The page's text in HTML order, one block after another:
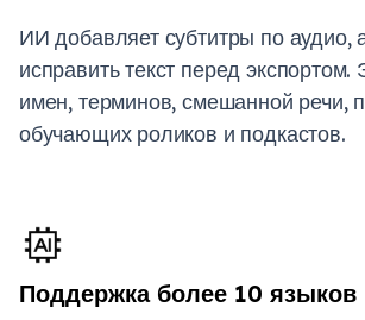
ИИ добавляет субтитры по аудио,
исправить текст перед
имен, терминов, смешанной речи,
обучающих роликов и подкастов.
Поддержка более 10 языков